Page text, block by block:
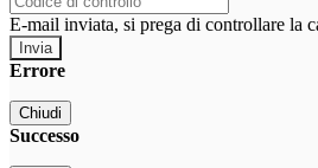
E-mail inviata, si prega di controllare la
Errore
Chiudi
Successo